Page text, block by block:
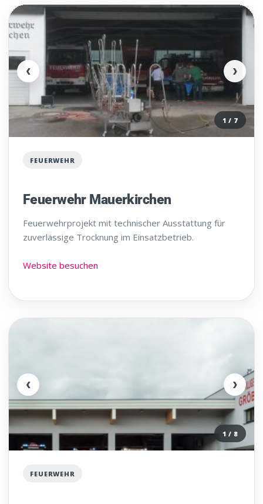
‹ ›
1 / 7
FEUERWEHR
Feuerwehr Mauerkirchen
Feuerwehrprojekt mit technischer Ausstattung für
zuverlässige Trocknung im Einsatzbetrieb.
Website besuchen
‹ ›
1 / 8
FEUERWEHR